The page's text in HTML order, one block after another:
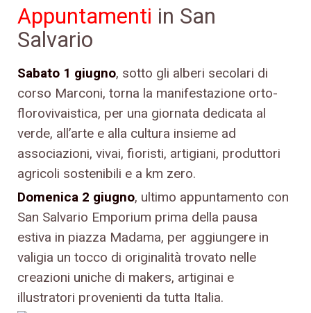
Appuntamenti in San
Salvario
Sabato 1 giugno, sotto gli alberi secolari di
corso Marconi, torna la manifestazione orto-
florovivaistica, per una giornata dedicata al
verde, all’arte e alla cultura insieme ad
associazioni, vivai, fioristi, artigiani, produttori
agricoli sostenibili e a km zero.
Domenica 2 giugno, ultimo appuntamento con
San Salvario Emporium prima della pausa
estiva in piazza Madama, per aggiungere in
valigia un tocco di originalità trovato nelle
creazioni uniche di makers, artiginai e
illustratori provenienti da tutta Italia.